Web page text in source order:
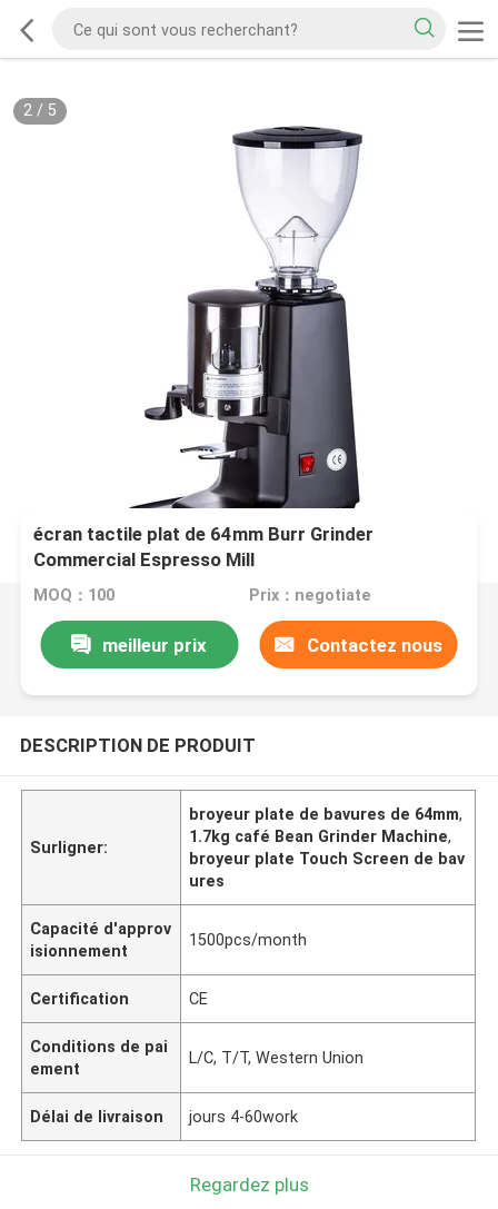
2/ 5
écran tactile plat de 64mm Burr Grinder
Commercial Espresso Mill
MOQ：100 Prix：negotiate
meilleur prix Contactez nous
DESCRIPTION DE PRODUIT
Surligner:
broyeur plate de bavures de 64mm,
1.7kg café Bean Grinder Machine,
broyeur plate Touch Screen de bav
ures
Capacité d'approv
isionnement
1500pcs/month
Certification CE
Conditions de pai
ement
L/C, T/T, Western Union
Délai de livraison jours 4-60work
Regardez plus